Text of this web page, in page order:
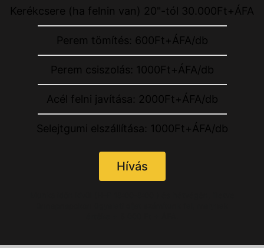
Kerékcsere (ha felnin van) 20"-tól 30.000Ft+ÁFA
Perem tömítés: 600Ft+ÁFA/db
Perem csiszolás: 1000Ft+ÁFA/db
Acél felni javítása: 2000Ft+ÁFA/db
Selejtgumi elszállítása: 1000Ft+ÁFA/db
Hívás